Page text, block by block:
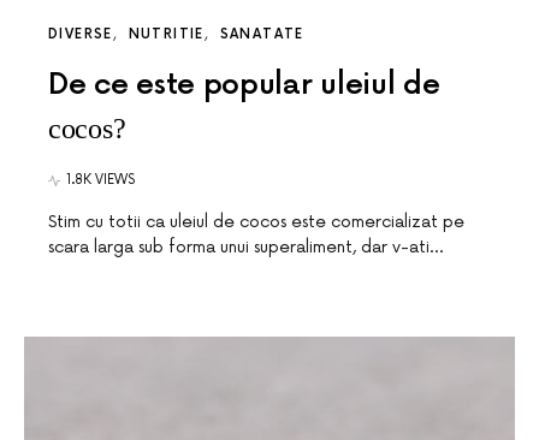
DIVERSE NUTRITIE SANATATE
De ce este popular uleiul de
cocos?
1.8K VIEWS
Stim cu totii ca uleiul de cocos este comercializat pe
scara larga sub forma unui superaliment, dar v-ati…